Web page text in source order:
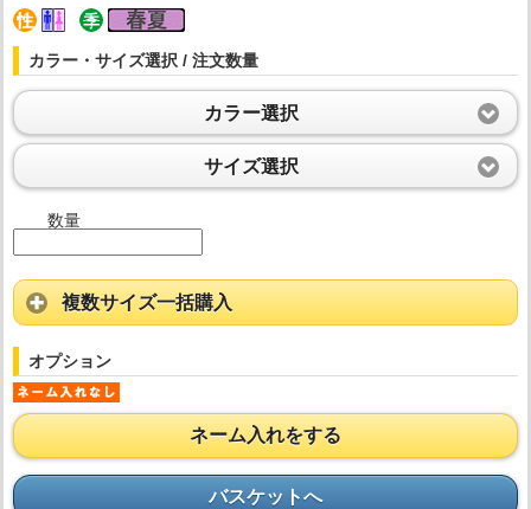
カラー・サイズ選択 / 注文数量
カラー選択
サイズ選択
数量
複数サイズ一括購入
オプション
ネーム入れをする
バスケットへ